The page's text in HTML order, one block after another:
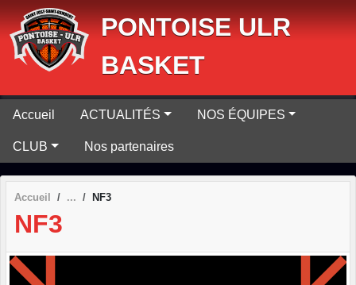
PONTOISE ULR
BASKET
Accueil ACTUALITÉS NOS ÉQUIPES
CLUB Nos partenaires
Accueil NF3
NF3
Panneau de gestion des cookies